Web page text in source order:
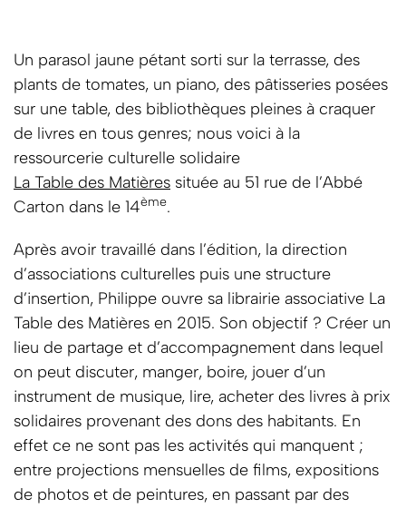
Un parasol jaune pétant sorti sur la terrasse, des
plants de tomates, un piano, des pâtisseries posées
sur une table, des bibliothèques pleines à craquer
de livres en tous genres; nous voici à la
ressourcerie culturelle solidaire
La Table des Matières située au 51 rue de l’Abbé
Carton dans le 14ème.
Après avoir travaillé dans l’édition, la direction
d’associations culturelles puis une structure
d’insertion, Philippe ouvre sa librairie associative La
Table des Matières en 2015. Son objectif ? Créer un
lieu de partage et d’accompagnement dans lequel
on peut discuter, manger, boire, jouer d’un
instrument de musique, lire, acheter des livres à prix
solidaires provenant des dons des habitants. En
effet ce ne sont pas les activités qui manquent ;
entre projections mensuelles de films, expositions
de photos et de peintures, en passant par des